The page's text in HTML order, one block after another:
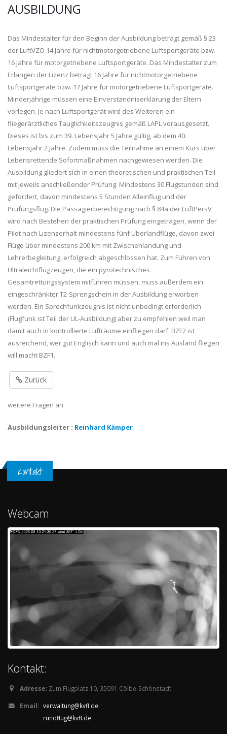
AUSBILDUNG
Das Mindestalter für den Beginn der Ausbildung beträgt gemäß § 23
der LuftVZO 14 Jahre für nichtmotorgetriebene Luftsportgeräte bzw.
16 Jahre für motorgetriebene Luftsportgeräte. Das Mindestalter zum
Erlangen der Lizenz beträgt 16 Jahre für nichtmotorgetriebene
Luftsportgeräte bzw. 17 Jahre für motorgetriebene Luftsportgeräte.
Minderjährige müssen eine Einverständniserklärung der Eltern
vorlegen. Je nach Luftsportgerät wird des Weiteren ein
fliegerärztliches Tauglichkeitszeugnis gemäß LAPL vorausgesetzt.
Dieses ist bis zum 39. Lebensjahr 5 Jahre gültig, ab dem 40.
Lebensjahr 2 Jahre. Zudem muss die Teilnahme an einem Kurs über
Lebensrettende Sofortmaßnahmen nachgewiesen werden. Die
Ausbildung gliedert sich in einen theoretischen und praktischen Teil
mit jeweils anschließender Prüfung. Mindestens 30 Flugstunden sind
gefordert, davon mindestens 5 Stunden Alleinflug und der
Prüfungsflug. Die Passagierberechtigung nach § 84a der LuftPersV
wird nach Bestehen der praktischen Prüfung eingetragen, wenn der
Pilot nach Lizenzerhalt mindestens fünf Überlandflüge, davon zwei
Flüge über mindestens 200 km mit Zwischenlandung und
Lehrerbegleitung, erfolgreich abgeschlossen hat. Zum Führen von
Ultraleichtflugzeugen, die ein pyrotechnisches
Gesamtrettungssystem mitführen müssen, muss außerdem ein
eingeschränkter T2-Sprengschein in der Ausbildung erworben
werden. Ein Sprechfunkzeugnis ist nicht unbedingt erforderlich
(Flugfunk ist Teil der UL-Ausbildung) aber zu empfehlen weil man
damit auch in kontrollierte Lufträume einfliegen darf. BZF2 ist
ausreichend, wer gut Englisch kann und auch mal ins Ausland fliegen
will macht BZF1.
Zurück
weitere Fragen an
Ausbildungsleiter : Reinhard Kämper
Kontakt
Webcam
Kontakt:
Adresse: Zum Flugplatz 10, 35091 Cölbe-Schönstadt
Email: verwaltung@kvfl.de
rundflug@kvfl.de